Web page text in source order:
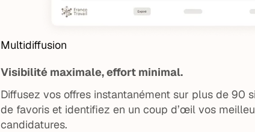
Multidiffusion
Visibilité maximale, effort minimal.
Diffusez vos offres instantanément sur plus de 90
de favoris et identifiez en un coup d’œil vos
candidatures.